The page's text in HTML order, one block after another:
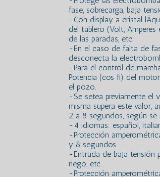
fase, sobrecarga, baja
-Con display a cristal
del tablero (Volt,
de las paradas, etc.
-En el caso de falta de
desconecta la
-Para el control de
Potencia (cos fi) del
el pozo.
-Se setea previamente el
misma supera este valor,
2 a 8 segundos, según
-4 idiomas: español,
-Protección
y 8 segundos.
-Entrada de baja tensión
riego, etc.
-Protección